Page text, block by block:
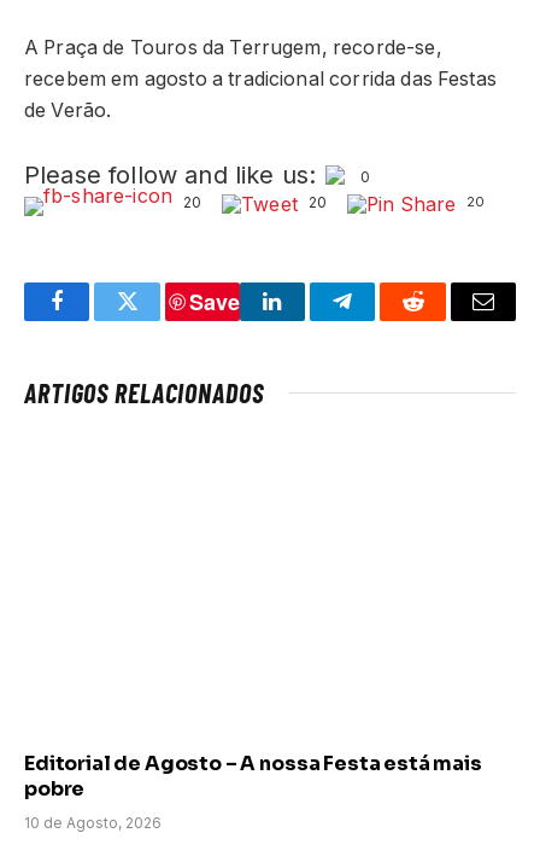
A Praça de Touros da Terrugem, recorde-se,
recebem em agosto a tradicional corrida das Festas
de Verão.
Please follow and like us:
0
20
20 20
FacebookTwitter
Save
LinkedInTelegramReddit Email
ARTIGOS RELACIONADOS
Editorial de Agosto – A nossa Festa está mais
pobre
10 de Agosto, 2026